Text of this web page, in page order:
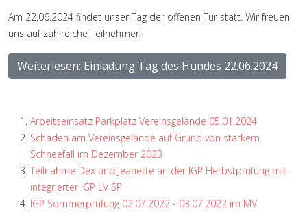
Am 22.06.2024 findet unser Tag der offenen Tür statt. Wir freuen
uns auf zahlreiche Teilnehmer!
Weiterlesen: Einladung Tag des Hundes 22.06.2024
Arbeitseinsatz Parkplatz Vereinsgelände 05.01.2024
Schäden am Vereinsgelände auf Grund von starkem
Schneefall im Dezember 2023
Teilnahme Dex und Jeanette an der IGP Herbstprüfung mit
integrierter IGP LV SP
IGP Sommerprüfung 02.07.2022 - 03.07.2022 im MV